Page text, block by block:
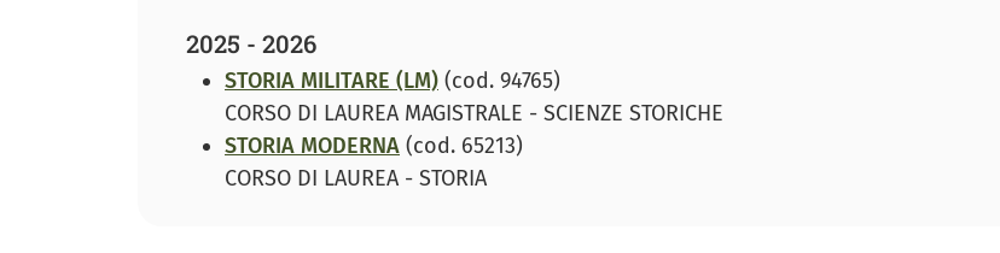
2025 - 2026
STORIA MILITARE (LM) (cod. 94765)
CORSO DI LAUREA MAGISTRALE - SCIENZE STORICHE
STORIA MODERNA (cod. 65213)
CORSO DI LAUREA - STORIA